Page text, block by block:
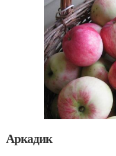
Аркадик